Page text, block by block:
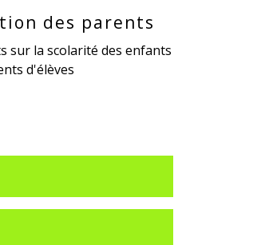
des parents
sur la scolarité des enfants
d'élèves